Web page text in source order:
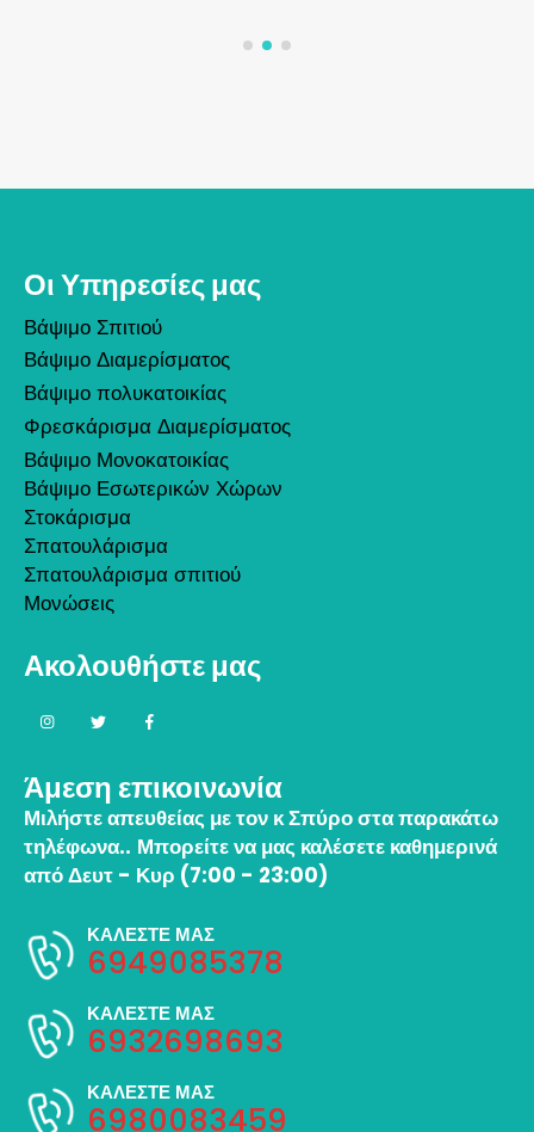
Οι Υπηρεσίες μας
Βάψιμο Σπιτιού
Βάψιμο Διαμερίσματος
Βάψιμο πολυκατοικίας
Φρεσκάρισμα Διαμερίσματος
Βάψιμο Μονοκατοικίας
Βάψιμο Εσωτερικών Χώρων
Στοκάρισμα
Σπατουλάρισμα
Σπατουλάρισμα σπιτιού
Μονώσεις
Ακολουθήστε μας
Άμεση επικοινωνία
Μιλήστε απευθείας με τον κ Σπύρο στα παρακάτω
τηλέφωνα.. Μπορείτε να μας καλέσετε καθημερινά
από Δευτ - Κυρ (7:00 - 23:00)
ΚΑΛΕΣΤΕ ΜΑΣ
6949085378
ΚΑΛΕΣΤΕ ΜΑΣ
6932698693
ΚΑΛΕΣΤΕ ΜΑΣ
6980083459